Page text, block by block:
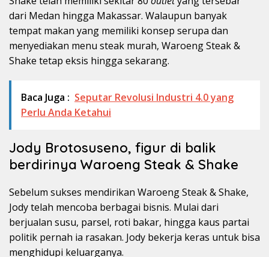
dari Medan hingga Makassar. Walaupun banyak
tempat makan yang memiliki konsep serupa dan
menyediakan menu steak murah, Waroeng Steak &
Shake tetap eksis hingga sekarang.
Baca Juga : Seputar Revolusi Industri 4.0 yang
Perlu Anda Ketahui
Jody Brotosuseno, figur di balik
berdirinya Waroeng Steak & Shake
Sebelum sukses mendirikan Waroeng Steak & Shake,
Jody telah mencoba berbagai bisnis. Mulai dari
berjualan susu, parsel, roti bakar, hingga kaus partai
politik pernah ia rasakan. Jody bekerja keras untuk bisa
menghidupi keluarganya.